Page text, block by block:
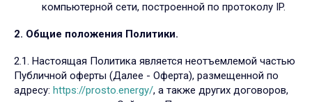
компьютерной сети, построенной по протоколу IP.
2. Общие положения Политики.
2.1. Настоящая Политика является неотъемлемой частью
Публичной оферты (Далее - Оферта), размещенной по
адресу: https://prosto.energy/, а также других договоров,